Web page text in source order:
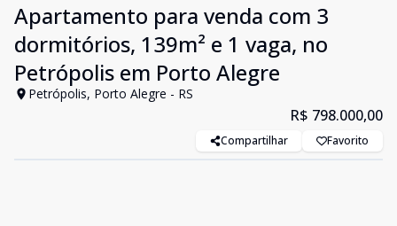
Apartamento para venda com 3
dormitórios, 139m² e 1 vaga, no
Petrópolis em Porto Alegre
Petrópolis, Porto Alegre - RS
R$ 798.000,00
Compartilhar Favorito